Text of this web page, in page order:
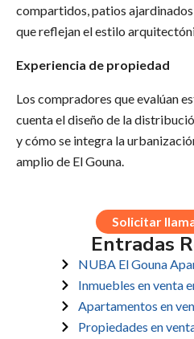
compartidos, patios
que reflejan el estilo
Experiencia de propiedad
Los compradores que evalúan
cuenta el diseño de la
y cómo se integra la
amplio de El Gouna.
Solicitar
Entradas
NUBA El Gouna
Inmuebles en venta
Apartamentos en
Propiedades en